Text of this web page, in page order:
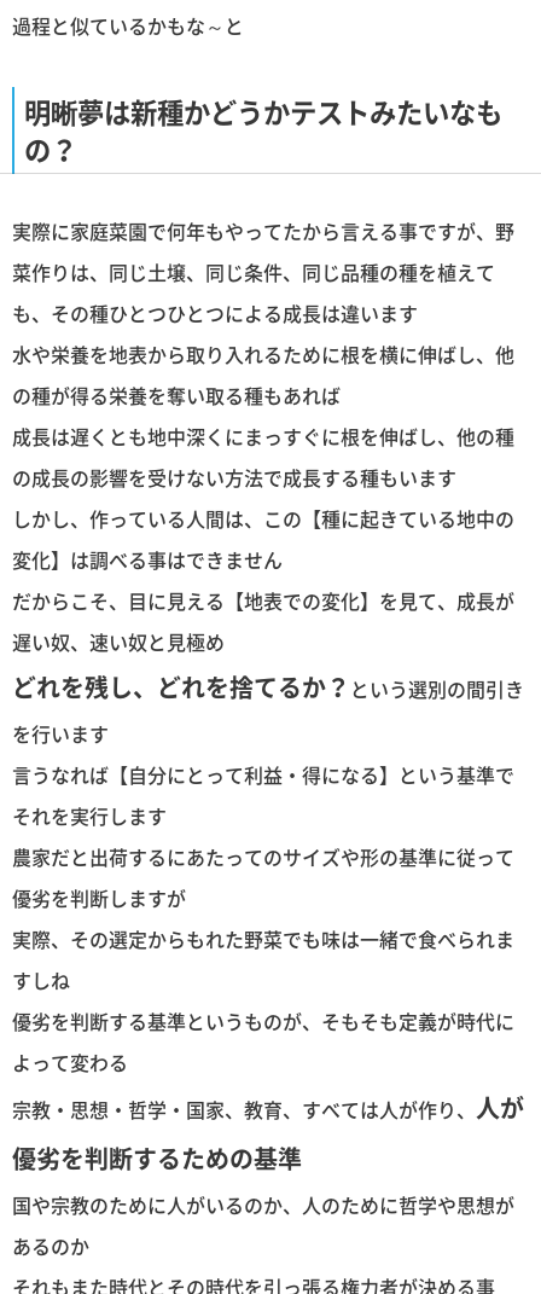
過程と似ているかもな～と
明晰夢は新種かどうかテストみたいなも
の？
実際に家庭菜園で何年もやってたから言える事ですが、野
菜作りは、同じ土壌、同じ条件、同じ品種の種を植えて
も、その種ひとつひとつによる成長は違います
水や栄養を地表から取り入れるために根を横に伸ばし、他
の種が得る栄養を奪い取る種もあれば
成長は遅くとも地中深くにまっすぐに根を伸ばし、他の種
の成長の影響を受けない方法で成長する種もいます
しかし、作っている人間は、この【種に起きている地中の
変化】は調べる事はできません
だからこそ、目に見える【地表での変化】を見て、成長が
遅い奴、速い奴と見極め
どれを残し、どれを捨てるか？ という選別の間引き
を行います
言うなれば【自分にとって利益・得になる】という基準で
それを実行します
農家だと出荷するにあたってのサイズや形の基準に従って
優劣を判断しますが
実際、その選定からもれた野菜でも味は一緒で食べられま
すしね
優劣を判断する基準というものが、そもそも定義が時代に
よって変わる
宗教・思想・哲学・国家、教育、すべては人が作り、 人が
優劣を判断するための基準
国や宗教のために人がいるのか、人のために哲学や思想が
あるのか
それもまた時代とその時代を引っ張る権力者が決める事